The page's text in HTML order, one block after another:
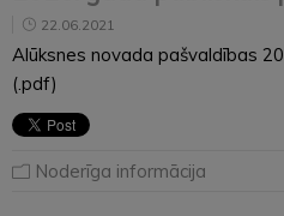
22.06.2021
Alūksnes novada pašvaldības
(.pdf)
Noderīga informācija